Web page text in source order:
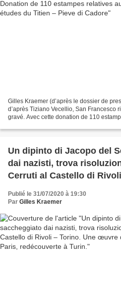
Gilles Kraemer (d’après le dossier de
d’après Tiziano Vecellio, San Francesco
gravé. Avec cette donation de 110
Un dipinto di Jacopo del
dai nazisti, trova
Cerruti al Castello di
redécouverte à Turin.
Publié le 31/07/2020 à 19:30
Par Gilles Kraemer